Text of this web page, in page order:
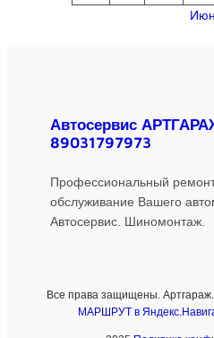
Автосервис
89031797973
Профессиональный
обслуживание Вашего
Автосервис. Шиномонтаж.
Все права защищены.
МАРШРУТ в